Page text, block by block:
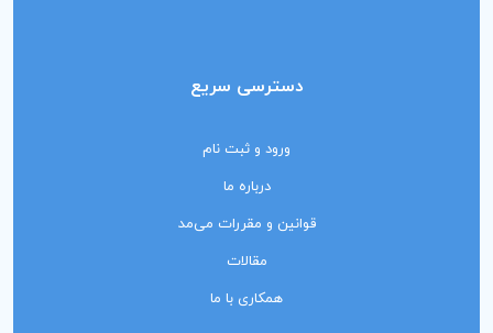
دسترسی سریع
ورود و ثبت نام
درباره ما
قوانین و مقررات می‌مد
مقالات
همکاری با ما